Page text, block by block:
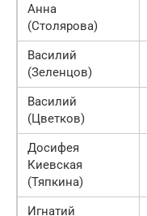
Анна
(Столярова)
Василий
(Зеленцов)
Василий
(Цветков)
Досифея
Киевская
(Тяпкина)
Игнатий